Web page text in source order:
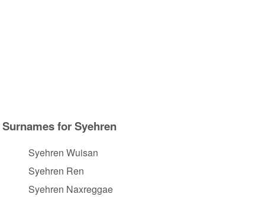
Surnames for Syehren
Syehren Wuisan
Syehren Ren
Syehren Naxreggae